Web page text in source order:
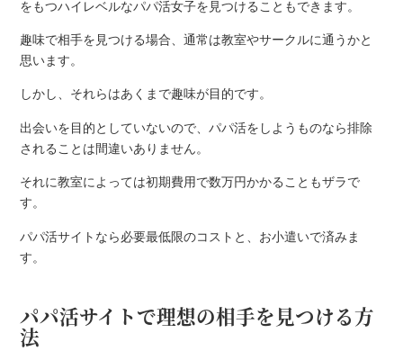
をもつハイレベルなパパ活女子を見つけることもできます。
趣味で相手を見つける場合、通常は教室やサークルに通うかと
思います。
しかし、それらはあくまで趣味が目的です。
出会いを目的としていないので、パパ活をしようものなら排除
されることは間違いありません。
それに教室によっては初期費用で数万円かかることもザラで
す。
パパ活サイトなら必要最低限のコストと、お小遣いで済みま
す。
パパ活サイトで理想の相手を見つける方
法